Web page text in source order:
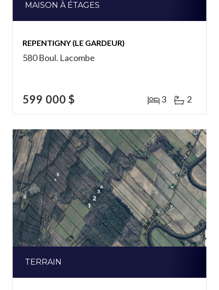
MAISON À ÉTAGES
REPENTIGNY (LE GARDEUR)
580 Boul. Lacombe
599 000 $ 3 2
TERRAIN